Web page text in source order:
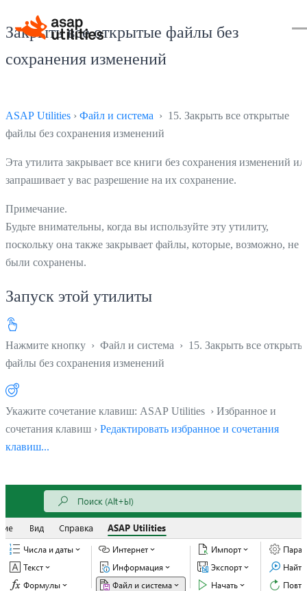
Закрыть все открытые файлы без
сохранения изменений
ASAP Utilities › Файл и система › 15. Закрыть все открытые
файлы без сохранения изменений
Эта утилита закрывает все книги без сохранения изменений
запрашивает у вас разрешение на их сохранение.
Примечание.
Будьте внимательны, когда вы используйте эту утилиту,
поскольку она также закрывает файлы, которые, возможно, не
были сохранены.
Запуск этой утилиты
Нажмите кнопку › Файл и система › 15. Закрыть все
файлы без сохранения изменений
Укажите сочетание клавиш: ASAP Utilities › Избранное и
сочетания клавиш › Редактировать избранное и сочетания
клавиш...